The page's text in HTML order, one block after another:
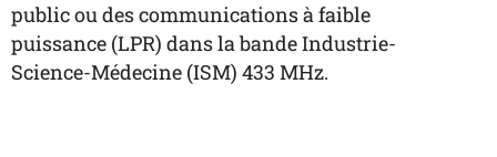
public ou des communications à faible
puissance (LPR) dans la bande Industrie-
Science-Médecine (ISM) 433 MHz.